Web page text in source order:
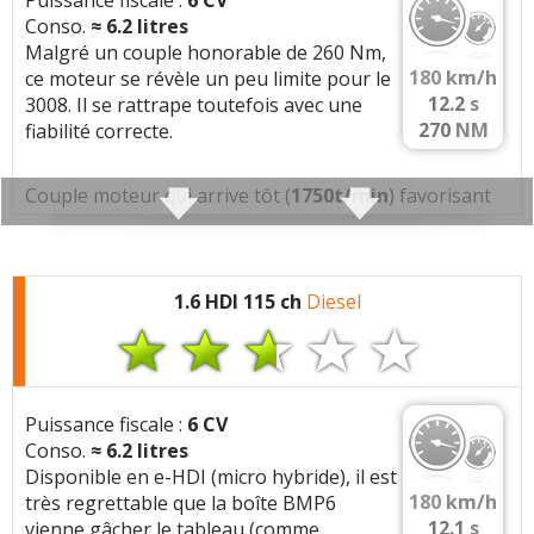
Tous les autresavis >>
Couple moteur qui arrive tôt (
) favorisant
une consommation réduite.
Caractéristiques techniques:
Moteur :
Moteur:1.6 hdi 110 DV6
1700 tr/min
Diesel
Cylindree:1560 cm3
Architecture:
4 cylindres, 2 soupapes/cyl, En
Injection:Injection directe, 1600 bars,
Injecteurs piezoelectriques, Rampe commune
(common rail)
Suralimentation:1 turbo(s), Turbo a geometrie
180 km/h
12.2 s
270 NM
Conso. ≈ 6.2 litres
Malgré un couple honorable de 260 Nm,
ce moteur se révèle un peu limite pour le
3008. Il se rattrape toutefois avec une
fiabilité correcte.
Couple moteur qui arrive tôt (1750t/min) favorisant
une consommation réduite.
Caractéristiques techniques:
4 cylindres(1560 cc)
Moteur:1.6 hdi 112 DV6
Performances:112 ch a 3500 tr/min, 270 Nm a
1700 tr/min
Carburation:Diesel
1.6 HDI 115 ch Diesel
180 km/h
12.1 s
Puissance fiscale : 6 CV
Conso. ≈ 6.2 litres
Disponible en e-HDI (micro hybride), il est
très regrettable que la boîte BMP6
vienne gâcher le tableau (comme